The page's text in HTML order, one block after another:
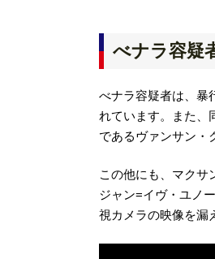
べナラ容疑
べナラ容疑者は、暴
れています。また、
であるヴァンサン・
この他にも、マクサ
ジャン=イヴ・ユノ
視カメラの映像を漏